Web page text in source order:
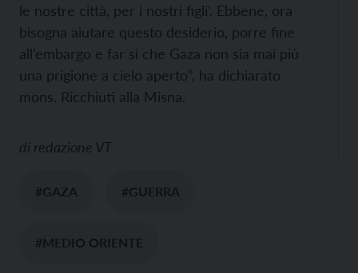
le nostre città, per i nostri figli’. Ebbene, ora
bisogna aiutare questo desiderio, porre fine
all’embargo e far sì che Gaza non sia mai più
una prigione a cielo aperto”, ha dichiarato
mons. Ricchiuti alla Misna.
di redazione VT
#GAZA #GUERRA
#MEDIO ORIENTE